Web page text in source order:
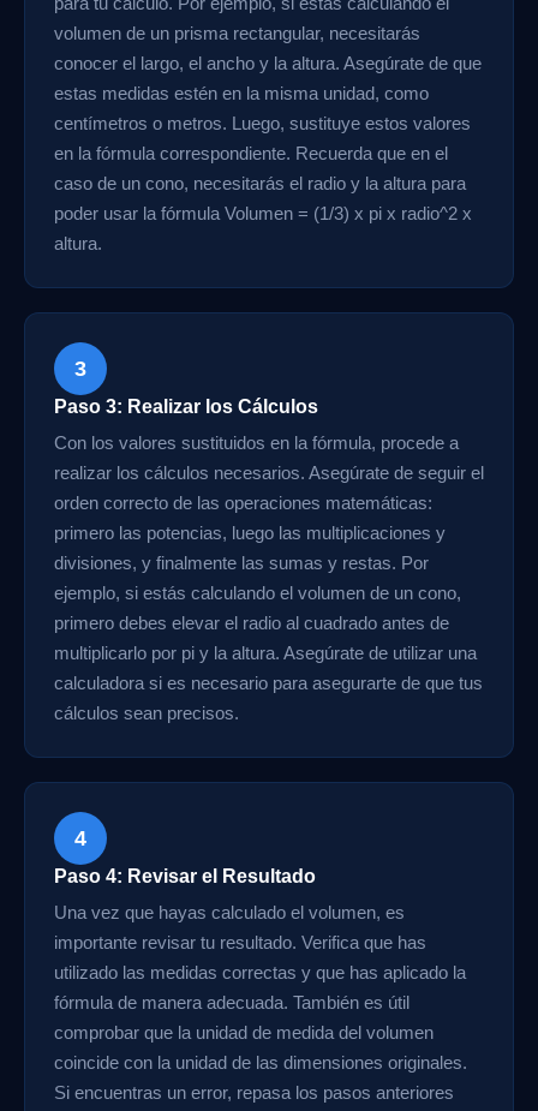
volumen de un prisma rectangular, necesitarás
conocer el largo, el ancho y la altura. Asegúrate de que
estas medidas estén en la misma unidad, como
centímetros o metros. Luego, sustituye estos valores
en la fórmula correspondiente. Recuerda que en el
caso de un cono, necesitarás el radio y la altura para
poder usar la fórmula Volumen = (1/3) x pi x radio^2 x
altura.
3
Paso 3: Realizar los Cálculos
Con los valores sustituidos en la fórmula, procede a
realizar los cálculos necesarios. Asegúrate de seguir el
orden correcto de las operaciones matemáticas:
primero las potencias, luego las multiplicaciones y
divisiones, y finalmente las sumas y restas. Por
ejemplo, si estás calculando el volumen de un cono,
primero debes elevar el radio al cuadrado antes de
multiplicarlo por pi y la altura. Asegúrate de utilizar una
calculadora si es necesario para asegurarte de que tus
cálculos sean precisos.
4
Paso 4: Revisar el Resultado
Una vez que hayas calculado el volumen, es
importante revisar tu resultado. Verifica que has
utilizado las medidas correctas y que has aplicado la
fórmula de manera adecuada. También es útil
comprobar que la unidad de medida del volumen
coincide con la unidad de las dimensiones originales.
Si encuentras un error, repasa los pasos anteriores